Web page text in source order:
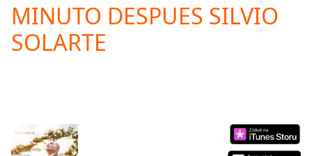
Play
Video
Play
Time0:00
MINUTO DESPUES SILVIO
SOLARTE